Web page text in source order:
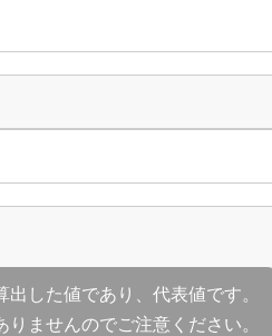
した値であり、代表値です。
ませんのでご注意ください。